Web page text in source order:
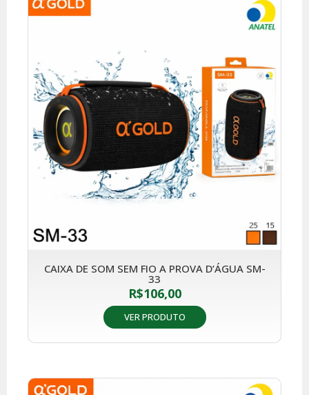
CAIXA DE SOM SEM FIO A PROVA D’ÁGUA SM-
33
R$106,00
VER PRODUTO